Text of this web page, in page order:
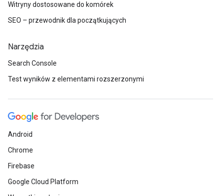
Witryny dostosowane do komórek
SEO – przewodnik dla początkujących
Narzędzia
Search Console
Test wyników z elementami rozszerzonymi
Android
Chrome
Firebase
Google Cloud Platform